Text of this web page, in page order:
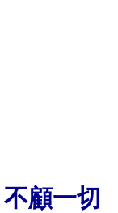
不顧一切